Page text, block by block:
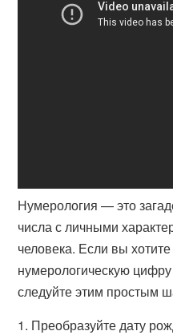
Нумерология — это
числа с личными
человека. Если вы
нумерологическую
следуйте этим простым
1. Преобразуйте дату